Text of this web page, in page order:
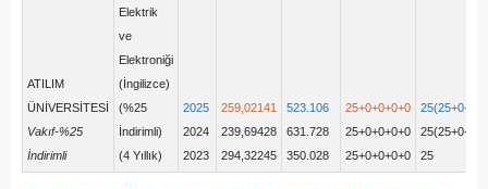
ATILIM
ÜNİVERSİTESİ
Vakıf-%25
İndirimli
Elektrik
ve
Elektroniği
(İngilizce)
(%25
İndirimli)
(4 Yıllık)
2025
2024
2023
259,02141
239,69428
294,32245
523.106
631.728
350.028
25+0+0+0+0
25+0+0+0+0
25+0+0+0+0
25